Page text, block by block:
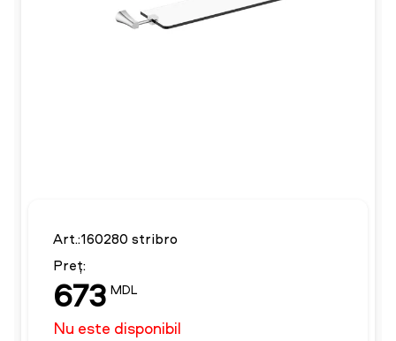
Art.:160280 stribro
Preț:
673 MDL
Nu este disponibil